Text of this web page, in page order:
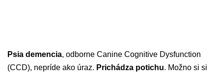
Psia demencia, odborne Canine Cognitive Dysfunction
(CCD), nepríde ako úraz. Prichádza potichu. Možno si si